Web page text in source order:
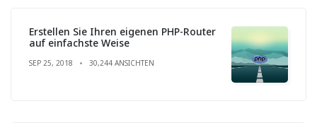
Erstellen Sie Ihren eigenen PHP-Router
auf einfachste Weise
SEP 25, 2018 30,244 ANSICHTEN